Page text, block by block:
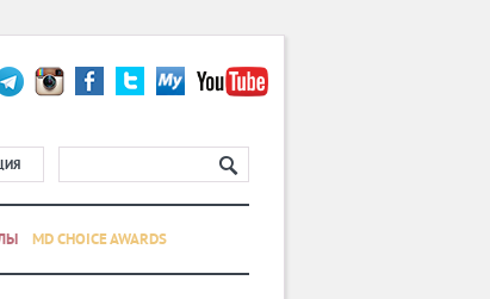
MD CHOICE AWARDS